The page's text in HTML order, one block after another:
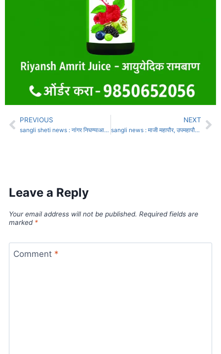
PREVIOUS
sangli sheti news : नांगर निघण्याआधीच आभाळ फाटलं, शेतीच गणित कोलमडलं
NEXT
sangli news : माजी महापौर, उपमहापौरांसह 19 माजी नगरसेवक सोडणार काँग्रेसची साथ
Leave a Reply
Your email address will not be published. Required fields are
marked *
Comment *